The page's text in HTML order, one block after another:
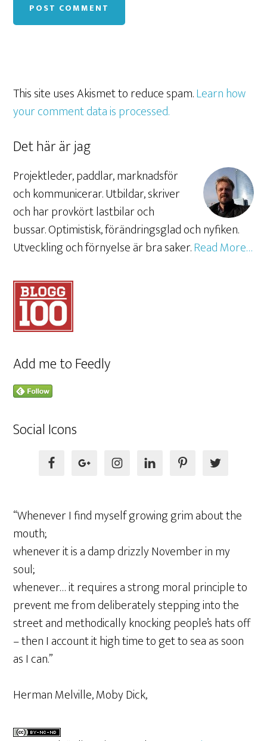
This site uses Akismet to reduce spam.Learn how
your comment data is processed.
Det här är jag
Projektleder, paddlar, marknadsför
och kommunicerar. Utbildar, skriver
och har provkört lastbilar och
bussar. Optimistisk, förändringsglad och nyfiken.
Utveckling och förnyelse är bra saker.Read More…
Add me to Feedly
Social Icons
“Whenever I find myself growing grim about the
mouth;
whenever it is a damp drizzly November in my
soul;
whenever… it requires a strong moral principle to
prevent me from deliberately stepping into the
street and methodically knocking people’s hats off
– then I account it high time to get to sea as soon
as I can.”
Herman Melville, Moby Dick,